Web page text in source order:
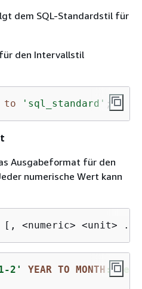
dem SQL-Standardstil für
den Intervallstil
to 'sql_standard' ;
Ausgabeformat für den
numerische Wert kann
[, <numeric> <unit>
2' YEAR TO MONTH